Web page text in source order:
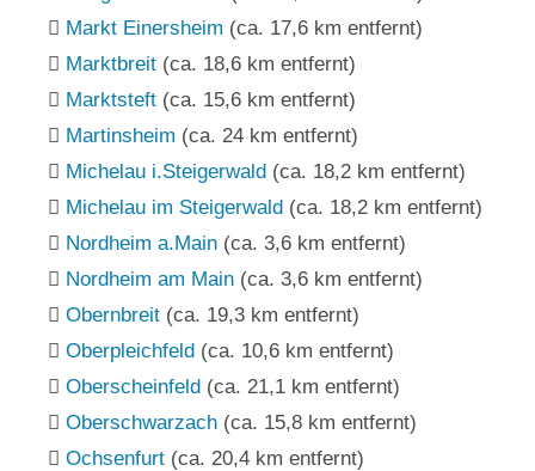
Markt Einersheim (ca. 17,6 km entfernt)
Marktbreit (ca. 18,6 km entfernt)
Marktsteft (ca. 15,6 km entfernt)
Martinsheim (ca. 24 km entfernt)
Michelau i.Steigerwald (ca. 18,2 km entfernt)
Michelau im Steigerwald (ca. 18,2 km entfernt)
Nordheim a.Main (ca. 3,6 km entfernt)
Nordheim am Main (ca. 3,6 km entfernt)
Obernbreit (ca. 19,3 km entfernt)
Oberpleichfeld (ca. 10,6 km entfernt)
Oberscheinfeld (ca. 21,1 km entfernt)
Oberschwarzach (ca. 15,8 km entfernt)
Ochsenfurt (ca. 20,4 km entfernt)